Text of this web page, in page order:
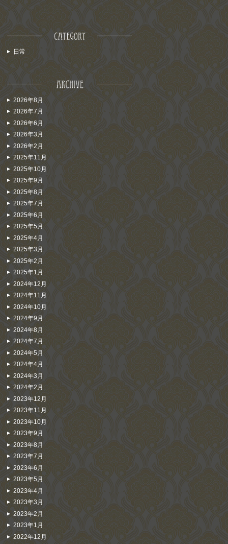
日常
2026年8月
2026年7月
2026年6月
2026年3月
2026年2月
2025年11月
2025年10月
2025年9月
2025年8月
2025年7月
2025年6月
2025年5月
2025年4月
2025年3月
2025年2月
2025年1月
2024年12月
2024年11月
2024年10月
2024年9月
2024年8月
2024年7月
2024年5月
2024年4月
2024年3月
2024年2月
2023年12月
2023年11月
2023年10月
2023年9月
2023年8月
2023年7月
2023年6月
2023年5月
2023年4月
2023年3月
2023年2月
2023年1月
2022年12月